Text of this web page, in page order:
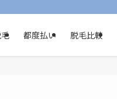
都度払い 脱毛比較